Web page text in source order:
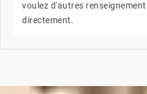
voulez d'autres
directement.